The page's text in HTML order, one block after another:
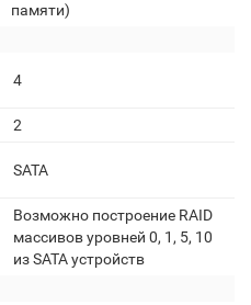
памяти)
4
2
SATA
Возможно построение RAID
массивов уровней 0, 1, 5, 10
из SATA устройств